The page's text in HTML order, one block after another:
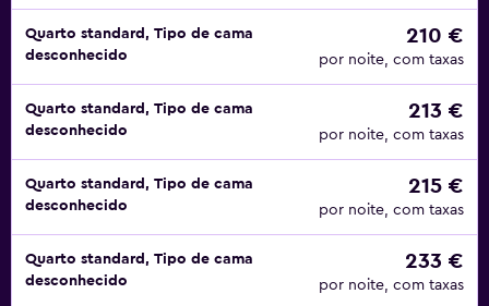
Quarto standard, Tipo de cama
desconhecido
210 €
por noite, com taxas
Quarto standard, Tipo de cama
desconhecido
213 €
por noite, com taxas
Quarto standard, Tipo de cama
desconhecido
215 €
por noite, com taxas
Quarto standard, Tipo de cama
desconhecido
233 €
por noite, com taxas